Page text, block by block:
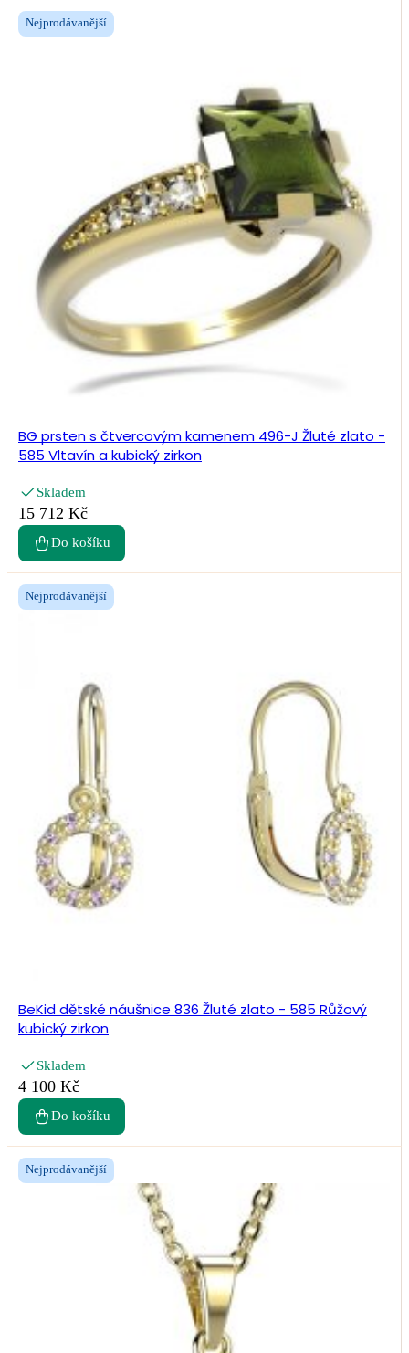
Nejprodávanější
BG prsten s čtvercovým kamenem 496-J Žluté zlato -
585 Vltavín a kubický zirkon
Skladem
15 712 Kč
Do košíku
Nejprodávanější
BeKid dětské náušnice 836 Žluté zlato - 585 Růžový
kubický zirkon
Skladem
4 100 Kč
Do košíku
Nejprodávanější